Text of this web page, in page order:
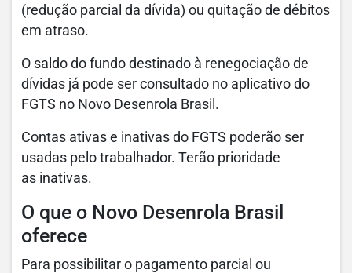
(redução parcial da dívida) ou quitação de débitos
em atraso.
O saldo do fundo destinado à renegociação de
dívidas já pode ser consultado no aplicativo do
FGTS no Novo Desenrola Brasil.
Contas ativas e inativas do FGTS poderão ser
usadas pelo trabalhador. Terão prioridade
as inativas.
O que o Novo Desenrola Brasil
oferece
Para possibilitar o pagamento parcial ou